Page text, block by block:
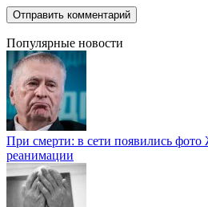
Популярные новости
При смерти: в сети появились фото
реанимации